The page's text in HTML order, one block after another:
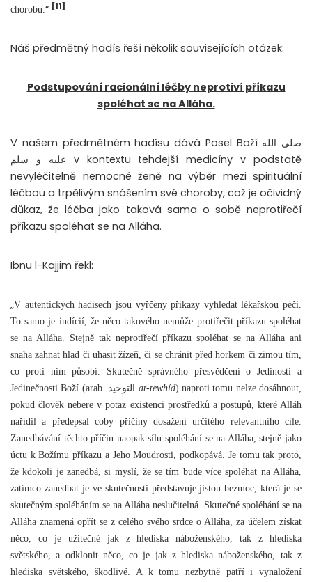
chorobu. “ [11]
Náš předmětný hadís řeší několik souvisejících otázek:
Podstupování racionální léčby neprotiví příkazu
spoléhat se na Alláha.
V našem předmětném hadísu dává Posel Boží صلى الله
عليه و سلم v kontextu tehdejší medicíny v podstatě
nevyléčitelně nemocné ženě na výběr mezi spirituální
léčbou a trpělivým snášením své choroby, což je očividný
důkaz, že léčba jako taková sama o sobě neprotiřečí
příkazu spoléhat se na Alláha.
Ibnu l-Kajjim řekl:
„V autentických hadísech jsou vyřčeny příkazy vyhledat lékařskou péči.
To samo je indícií, že něco takového nemůže protiřečit příkazu spoléhat
se na Alláha. Stejně tak neprotiřečí příkazu spoléhat se na Alláha ani
snaha zahnat hlad či uhasit žízeň, či se chránit před horkem či zimou tím,
co proti nim působí. Skutečně správného přesvědčení o Jedinosti a
at-tewhíd) naproti tomu nelze dosáhnout,
pokud člověk nebere v potaz existenci prostředků a postupů, které Alláh
nařídil a předepsal coby příčiny dosažení určitého relevantního cíle.
Zanedbávání těchto příčin naopak sílu spoléhání se na Alláha, stejně jako
úctu k Božímu příkazu a Jeho Moudrosti, podkopává. Je tomu tak proto,
že kdokoli je zanedbá, si myslí, že se tím bude více spoléhat na Alláha,
zatímco zanedbat je ve skutečnosti představuje jistou bezmoc, která je se
skutečným spoléháním se na Alláha neslučitelná. Skutečné spoléhání se na
Alláha znamená opřít se z celého svého srdce o Alláha, za účelem získat
něco, co je užitečné jak z hlediska náboženského, tak z hlediska
světského, a odklonit něco, co je jak z hlediska náboženského, tak z
hlediska světského, škodlivé. A k tomu nezbytně patří i vynaložení